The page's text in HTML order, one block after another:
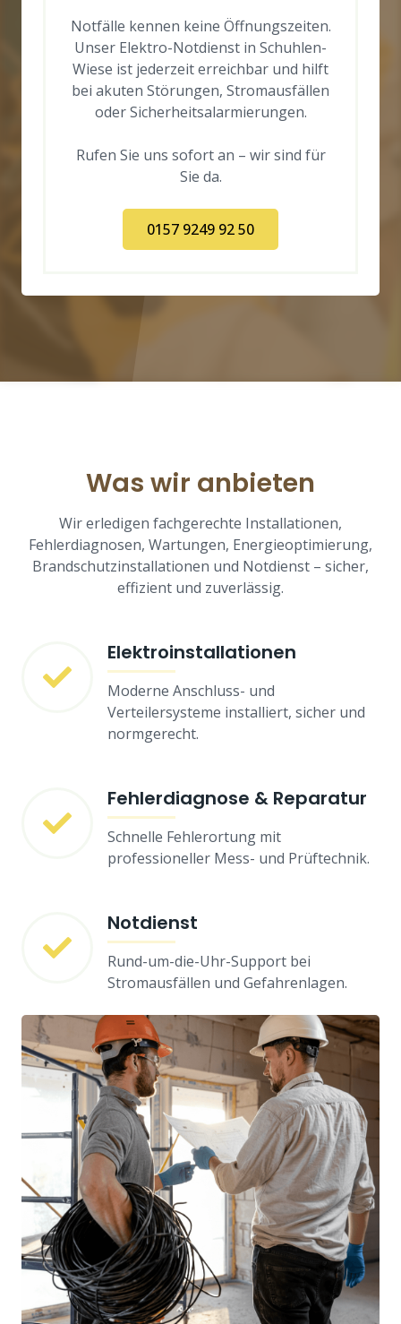
Notfälle kennen keine Öffnungszeiten.
Unser Elektro-Notdienst in Schuhlen-
Wiese ist jederzeit erreichbar und hilft
bei akuten Störungen, Stromausfällen
oder Sicherheitsalarmierungen.
Rufen Sie uns sofort an – wir sind für
Sie da.
0157 9249 92 50
Was wir anbieten
Wir erledigen fachgerechte Installationen,
Fehlerdiagnosen, Wartungen, Energieoptimierung,
Brandschutzinstallationen und Notdienst – sicher,
effizient und zuverlässig.
Elektroinstallationen
Moderne Anschluss- und
Verteilersysteme installiert, sicher und
normgerecht.
Fehlerdiagnose & Reparatur
Schnelle Fehlerortung mit
professioneller Mess- und Prüftechnik.
Notdienst
Rund-um-die-Uhr-Support bei
Stromausfällen und Gefahrenlagen.